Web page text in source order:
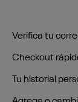
Verifica tu
Checkout
Tu historial